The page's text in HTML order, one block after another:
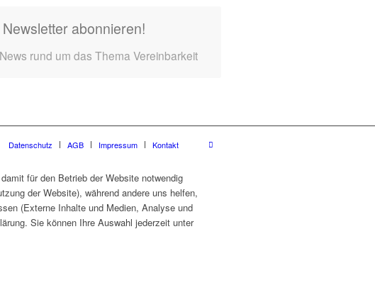
Newsletter abonnieren!
rund um das Thema Vereinbarkeit
Datenschutz AGB Impressum Kontakt
für den Betrieb der Website notwendig
der Website), während andere uns helfen,
(Externe Inhalte und Medien, Analyse und
Sie können Ihre Auswahl jederzeit unter